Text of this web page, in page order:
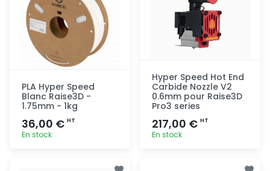
PLA Hyper Speed
Blanc Raise3D -
1.75mm - 1kg
36,00 € HT
En stock
Hyper Speed Hot End
Carbide Nozzle V2
0.6mm pour Raise3D
Pro3 series
217,00 € HT
En stock